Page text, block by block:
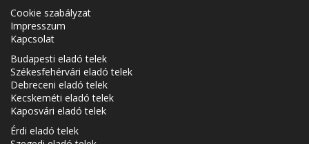
Cookie szabályzat
Impresszum
Kapcsolat
Budapesti eladó telek
Székesfehérvári eladó telek
Debreceni eladó telek
Kecskeméti eladó telek
Kaposvári eladó telek
Érdi eladó telek